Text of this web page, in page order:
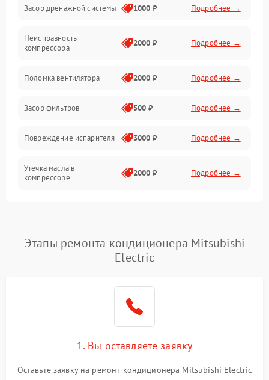
Управление
Электропитание
Засор дренажной системы 1000 ₽ Подробнее →
Неисправность
компрессора
2000 ₽ Подробнее →
Поломка вентилятора 2000 ₽ Подробнее →
Засор фильтров 500 ₽ Подробнее →
Повреждение испарителя 3000 ₽ Подробнее →
Утечка масла в
компрессоре
2000 ₽ Подробнее →
Неисправность
2000 ₽
1000 ₽
Этапы ремонта кондиционера Mitsubishi
Electric
1. Вы оставляете заявку
Оставьте заявку на ремонт кондиционера Mitsubishi Electric